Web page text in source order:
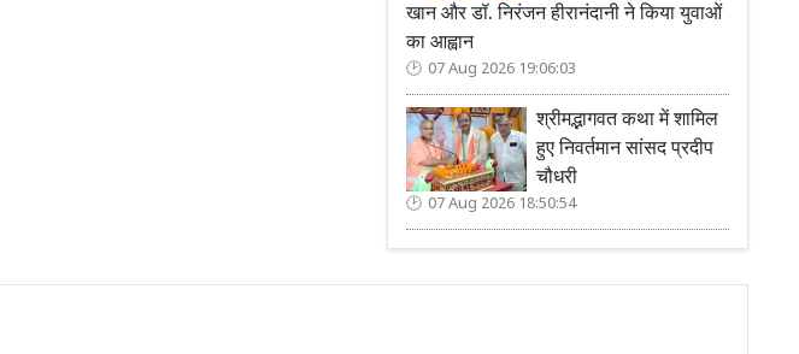
खान और डॉ. निरंजन हीरानंदानी ने किया युवाओं
का आह्वान
07 Aug 2026 19:06:03
श्रीमद्भागवत कथा में शामिल
हुए निवर्तमान सांसद प्रदीप
चौधरी
07 Aug 2026 18:50:54